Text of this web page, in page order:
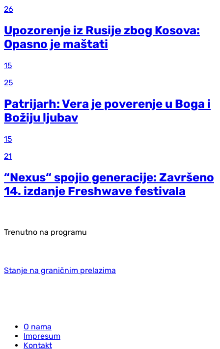
26
Upozorenje iz Rusije zbog Kosova:
Opasno je maštati
15
25
Patrijarh: Vera je poverenje u Boga i
Božiju ljubav
15
21
“Nexus“ spojio generacije: Završeno
14. izdanje Freshwave festivala
Trenutno na programu
Stanje na graničnim prelazima
O nama
Impresum
Kontakt